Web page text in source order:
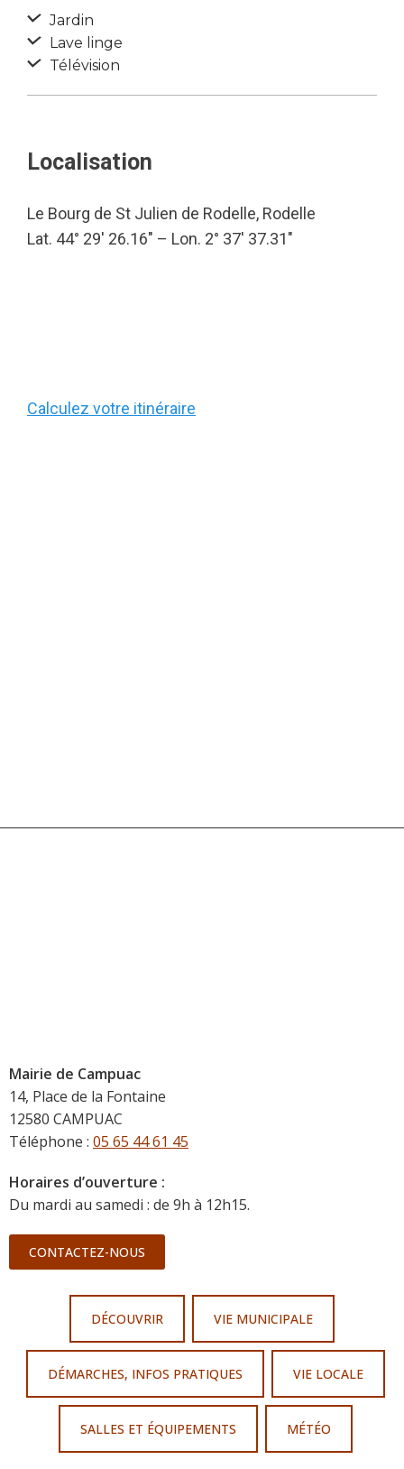
Jardin
Lave linge
Télévision
Localisation
Le Bourg de St Julien de Rodelle, Rodelle
Lat. 44° 29′ 26.16″ – Lon. 2° 37′ 37.31″
Calculez votre itinéraire
Mairie de Campuac
14, Place de la Fontaine
12580 CAMPUAC
Téléphone : 05 65 44 61 45
Horaires d’ouverture :
Du mardi au samedi : de 9h à 12h15.
CONTACTEZ-NOUS
DÉCOUVRIR VIE MUNICIPALE
DÉMARCHES, INFOS PRATIQUES VIE LOCALE
SALLES ET ÉQUIPEMENTS MÉTÉO